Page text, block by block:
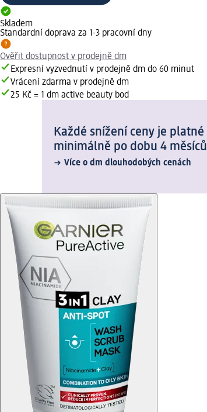
Skladem
Standardní doprava za 1-3 pracovní dny
Ověřit dostupnost v prodejně dm
Expresní vyzvednutí v prodejně dm do 60 minut
Vrácení zdarma v prodejně dm
25 Kč = 1 dm active beauty bod
Každé snížení ceny je platné
minimálně po dobu 4 měsíců
Více o dm dlouhodobých cenách